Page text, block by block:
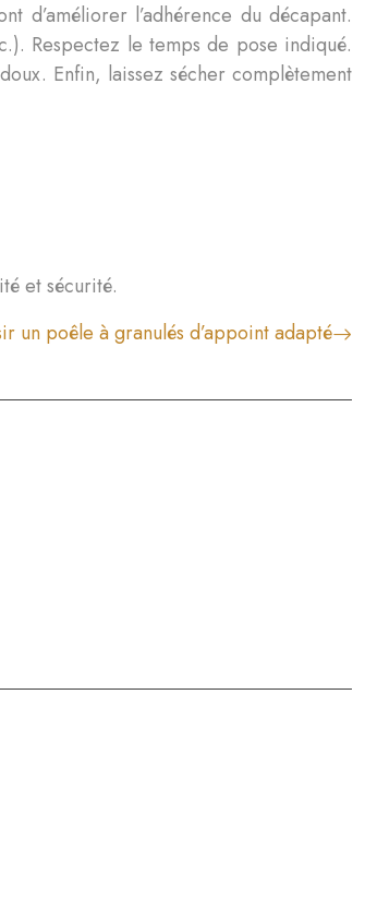
d’améliorer l’adhérence du décapant.
Respectez le temps de pose indiqué.
Enfin, laissez sécher complètement
et sécurité.
un poêle à granulés d’appoint adapté